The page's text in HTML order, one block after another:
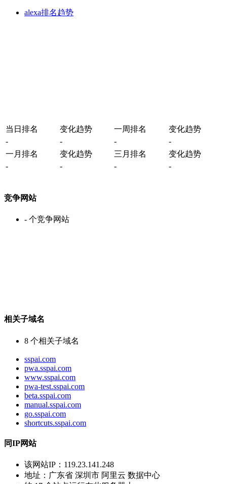
alexa排名趋势
当日排名 变化趋势 一周排名
变化趋势
-
- -
-
一月排名
变化趋势 三月排名
变化趋势
-
- - -
竞争网站
- 个竞争网站
相关子域名
8 个相关子域名
sspai.com
pwa.sspai.com
www.sspai.com
pwa-test.sspai.com
beta.sspai.com
manual.sspai.com
go.sspai.com
shortcuts.sspai.com
同IP网站
该网站IP： 119.23.141.248
地址： 广东省 深圳市 阿里云 数据中心